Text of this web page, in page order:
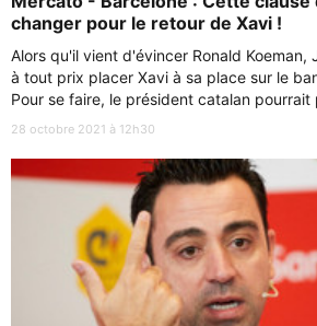
changer pour le retour de Xavi !
Alors qu'il vient d'évincer Ronald
à tout prix placer Xavi à sa place sur le
Pour se faire, le président catalan pourrait
28 octobre 2021 à 12h30